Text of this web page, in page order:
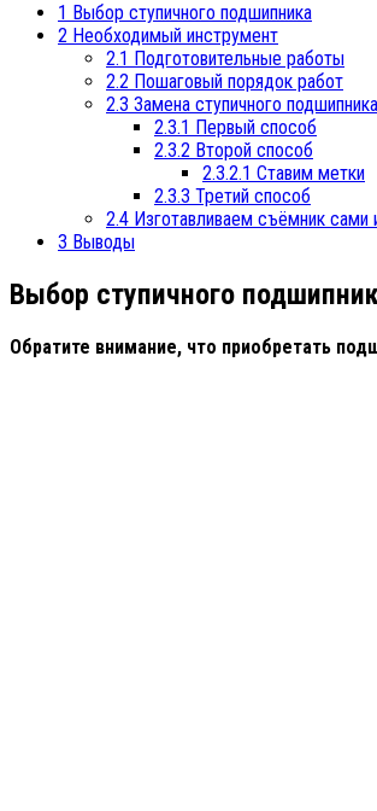
1 Выбор ступичного подшипника
2 Необходимый инструмент
2.1 Подготовительные работы
2.2 Пошаговый порядок работ
2.3 Замена ступичного подшипника
2.3.1 Первый способ
2.3.2 Второй способ
2.3.2.1 Ставим метки
2.3.3 Третий способ
2.4 Изготавливаем съёмник сами
3 Выводы
Выбор ступичного
Обратите внимание, что приобретать